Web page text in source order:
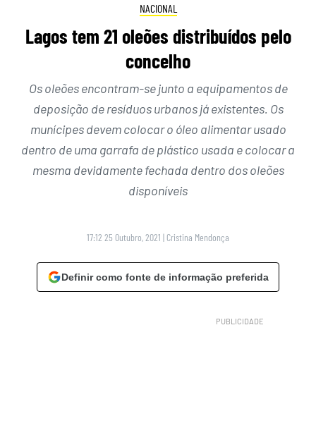
NACIONAL
Lagos tem 21 oleões distribuídos pelo
concelho
Os oleões encontram-se junto a equipamentos de
deposição de resíduos urbanos já existentes. Os
munícipes devem colocar o óleo alimentar usado
dentro de uma garrafa de plástico usada e colocar a
mesma devidamente fechada dentro dos oleões
disponíveis
17:12 25 Outubro, 2021 | Cristina Mendonça
Definir como fonte de informação preferida